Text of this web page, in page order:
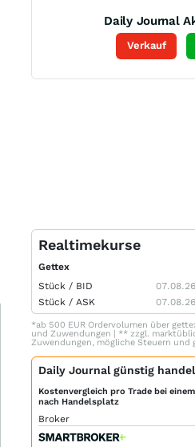
Daily Journal
Verkauf
Realtimekurse
Gettex
Stück / BID 07.08.26
Stück / ASK 07.08.26
*ab 500 EUR Ordervolumen über
und Zuwendungen | ** zzgl.
Zuwendungen, mögliche Steuern und
Daily Journal günstig
Kostenvergleich pro Trade bei
nach Handelsplatz
Broker